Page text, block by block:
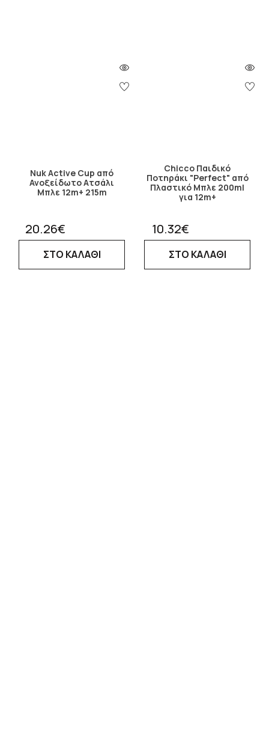
Nuk Active Cup από
Ανοξείδωτο Ατσάλι
Μπλε 12m+ 215m
20.26€
ΣΤΟ ΚΑΛΑΘΙ
Chicco Παιδικό
Ποτηράκι "Perfect" από
Πλαστικό Μπλε 200ml
για 12m+
10.32€
ΣΤΟ ΚΑΛΑΘΙ